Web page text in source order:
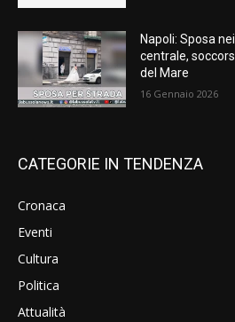
Napoli: Sposa
centrale,
del Mare
16 Gennaio 2026
CATEGORIE IN TENDENZA
Cronaca
Eventi
Cultura
Politica
Attualità